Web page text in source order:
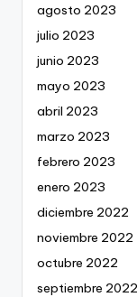
agosto 2023
julio 2023
junio 2023
mayo 2023
abril 2023
marzo 2023
febrero 2023
enero 2023
diciembre 2022
noviembre 2022
octubre 2022
septiembre 2022